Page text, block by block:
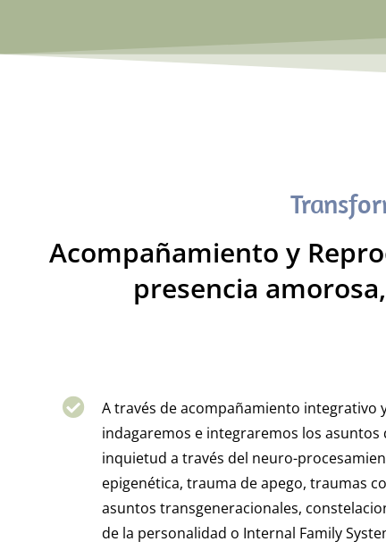
Acompañamiento y
presencia
A través de acompañamiento integrativo
indagaremos e integraremos los asuntos
inquietud a través del neuro-
epigenética, trauma de apego, traumas
asuntos transgeneracionales,
de la personalidad o Internal Family